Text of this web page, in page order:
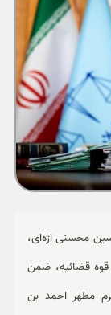
محسنی اژه‌ای،
عالی قوه قضائیه، ضمن
مطهر احمد بن